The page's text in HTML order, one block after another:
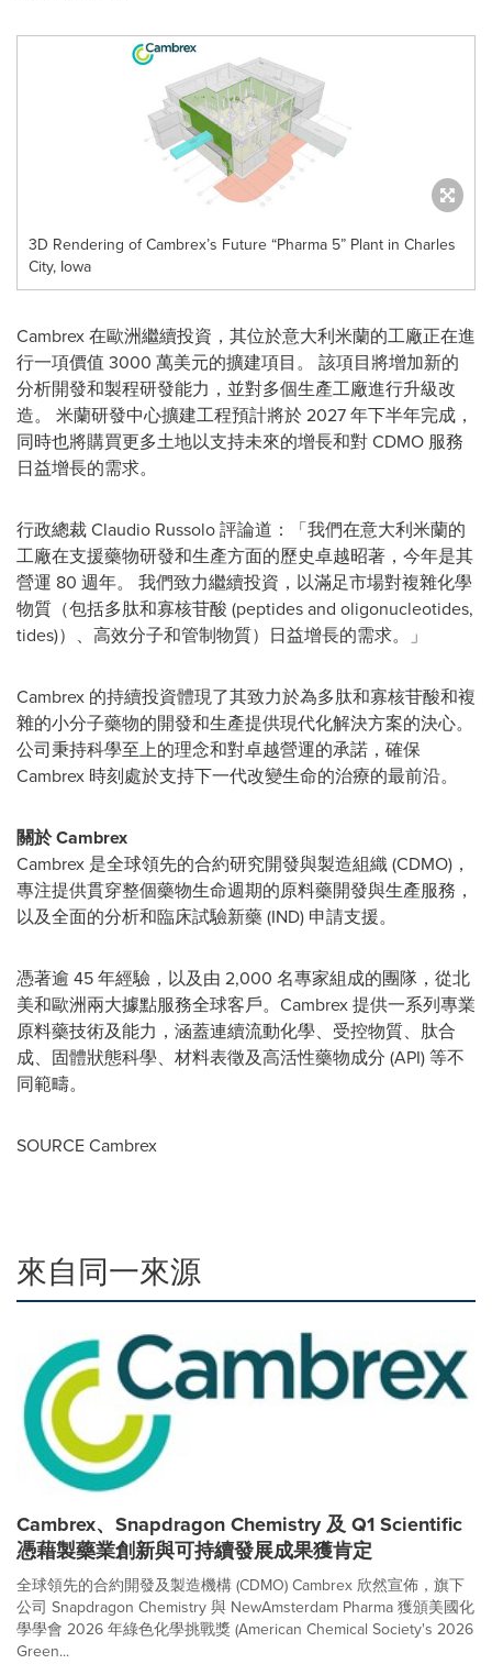
3D Rendering of Cambrex’s Future “Pharma 5” Plant in Charles
City, Iowa
Cambrex 在歐洲繼續投資，其位於意大利米蘭的工廠正在進
行一項價值 3000 萬美元的擴建項目。 該項目將增加新的
分析開發和製程研發能力，並對多個生產工廠進行升級改
造。 米蘭研發中心擴建工程預計將於 2027 年下半年完成，
同時也將購買更多土地以支持未來的增長和對 CDMO 服務
日益增長的需求。
行政總裁 Claudio Russolo 評論道：「我們在意大利米蘭的
工廠在支援藥物研發和生產方面的歷史卓越昭著，今年是其
營運 80 週年。 我們致力繼續投資，以滿足市場對複雜化學
物質（包括多肽和寡核苷酸 (peptides and oligonucleotides,
tides)）、高效分子和管制物質）日益增長的需求。」
Cambrex 的持續投資體現了其致力於為多肽和寡核苷酸和複
雜的小分子藥物的開發和生產提供現代化解決方案的決心。
公司秉持科學至上的理念和對卓越營運的承諾，確保
Cambrex 時刻處於支持下一代改變生命的治療的最前沿。
關於Cambrex
Cambrex 是全球領先的合約研究開發與製造組織 (CDMO)，
專注提供貫穿整個藥物生命週期的原料藥開發與生產服務，
以及全面的分析和臨床試驗新藥 (IND) 申請支援。
憑著逾 45 年經驗，以及由 2,000 名專家組成的團隊，從北
美和歐洲兩大據點服務全球客戶。Cambrex 提供一系列專業
原料藥技術及能力，涵蓋連續流動化學、受控物質、肽合
成、固體狀態科學、材料表徵及高活性藥物成分 (API) 等不
同範疇。
SOURCE Cambrex
來自同一來源
Cambrex、Snapdragon Chemistry 及 Q1 Scientific
憑藉製藥業創新與可持續發展成果獲肯定
全球領先的合約開發及製造機構 (CDMO) Cambrex 欣然宣佈，旗下
公司 Snapdragon Chemistry 與 NewAmsterdam Pharma 獲頒美國化
學學會 2026 年綠色化學挑戰獎 (American Chemical Society's 2026
Green...